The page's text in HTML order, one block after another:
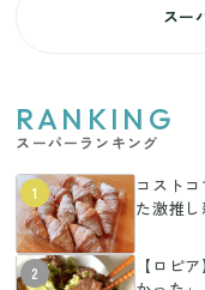
スー
RANKING
スーパーランキング
1
コスト
た激推
2
【ロピ